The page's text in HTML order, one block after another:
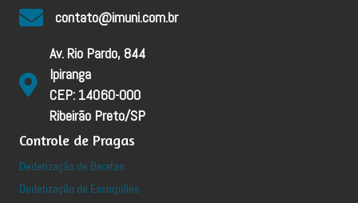
contato@imuni.com.br
Av. Rio Pardo, 844
Ipiranga
CEP: 14060-000
Ribeirão Preto/SP
Controle de Pragas
Dedetização de Baratas
Dedetização de Escorpiões